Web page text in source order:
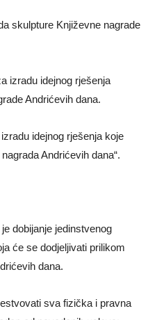
skulpture Književne nagrade
izradu idejnog rješenja
Andrićevih dana.
idejnog rješenja koje
Andrićevih dana“.
dobijanje jedinstvenog
će se dodjeljivati prilikom
dana.
sva fizička i pravna